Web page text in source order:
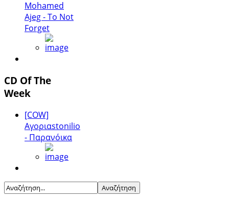
Mohamed
Ajeg - To Not
Forget
CD Of The
Week
[COW]
Αγοριαstonilio
- Παρανόικα